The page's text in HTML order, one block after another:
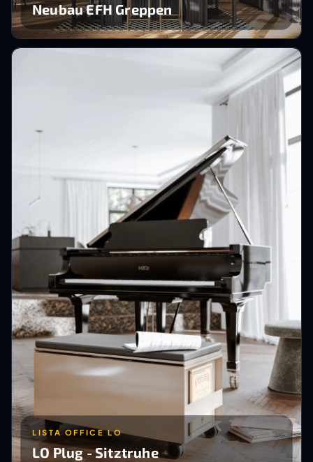
Neubau EFH Greppen
LISTA OFFICE LO
LO Plug - Sitztruhe